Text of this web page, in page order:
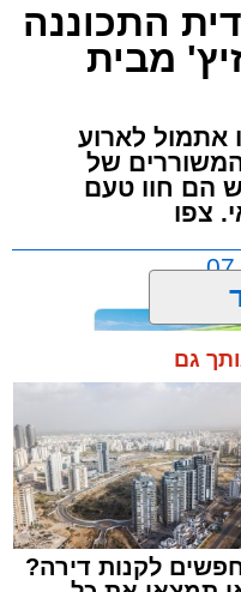
התכוננה
מבית
אתמול לארוע
המשוררים של
הם חוו טעם
צפו
קאליש
גם
לקנות דירה?